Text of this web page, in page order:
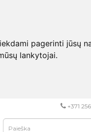
pagerinti
lankytojai.
+371